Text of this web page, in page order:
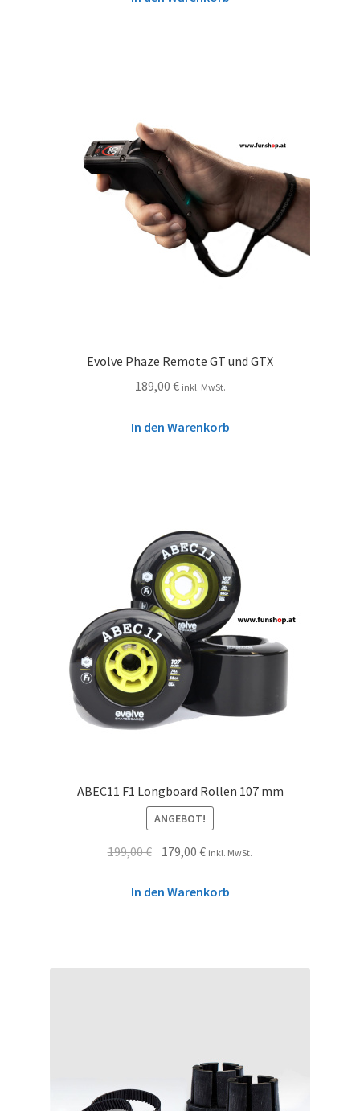
Evolve Phaze Remote GT und GTX
189,00 € inkl. MwSt.
In den Warenkorb
ABEC11 F1 Longboard Rollen 107 mm
ANGEBOT!
199,00€ 179,00€ inkl. MwSt.
In den Warenkorb